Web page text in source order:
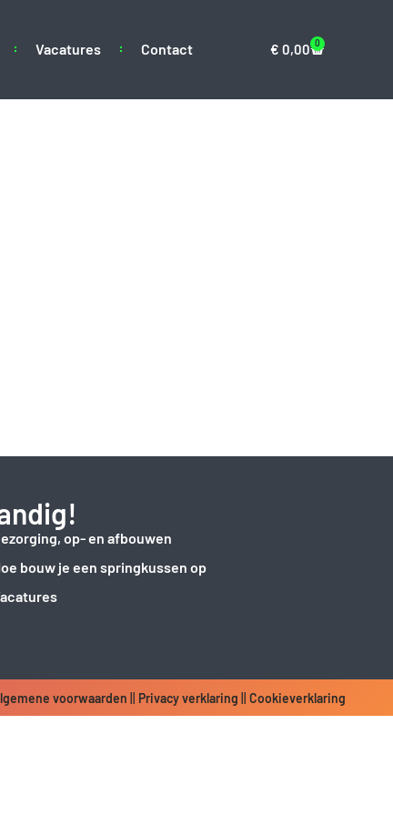
Vacatures Contact € 0,00 0
op- en afbouwen
bouw je een springkussen op
voorwaarden Privacy verklaring Cookieverklaring